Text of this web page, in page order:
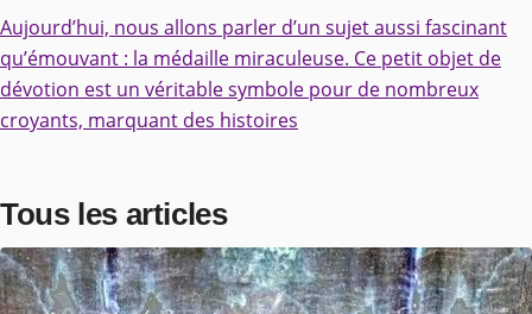
Aujourd’hui, nous allons parler d’un sujet aussi fascinant
qu’émouvant : la médaille miraculeuse. Ce petit objet de
dévotion est un véritable symbole pour de nombreux
croyants, marquant des histoires
Tous les articles